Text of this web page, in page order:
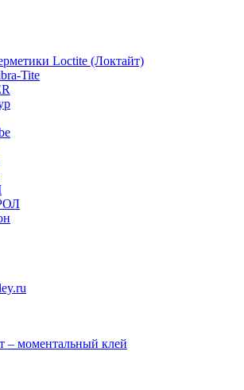
Loctite (Локтайт)
Tite
– моментальный клей